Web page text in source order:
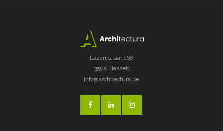
Lazarijstraat 168
3500 Hasselt
info@architectura.be